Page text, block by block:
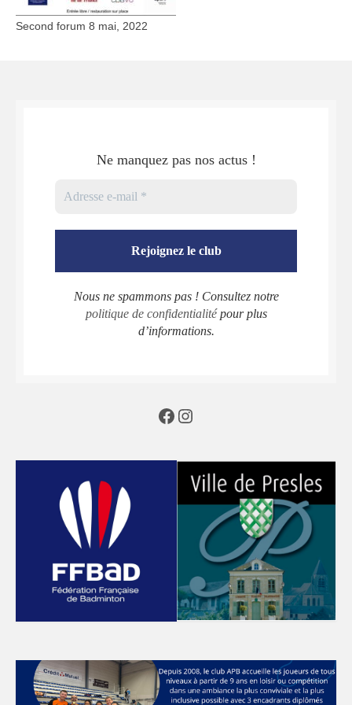
Second forum 8 mai, 2022
Ne manquez pas nos actus !
Nous ne spammons pas ! Consultez notre
politique de confidentialitépour plus
d’informations.
Facebook
Instagram